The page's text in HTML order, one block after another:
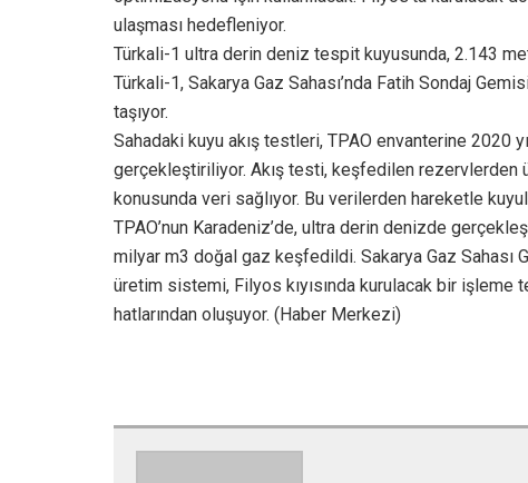
ulaşması hedefleniyor.
Türkali-1 ultra derin deniz tespit kuyusunda, 2.143
Türkali-1, Sakarya Gaz Sahası’nda Fatih Sondaj
taşıyor.
Sahadaki kuyu akış testleri, TPAO envanterine 2020
gerçekleştiriliyor. Akış testi, keşfedilen rezervlerden
konusunda veri sağlıyor. Bu verilerden hareketle
TPAO’nun Karadeniz’de, ultra derin denizde
milyar m3 doğal gaz keşfedildi. Sakarya Gaz Sahası
üretim sistemi, Filyos kıyısında kurulacak bir
hatlarından oluşuyor. (Haber Merkezi)